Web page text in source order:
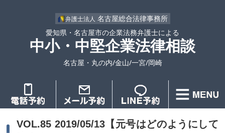
弁護士法人 名古屋総合法律事務所
愛知県・名古屋市の企業法務弁護士による
中小・中堅企業法律相談
名古屋・丸の内/金山/一宮/岡崎
VOL.85 2019/05/13【元号はどのようにして